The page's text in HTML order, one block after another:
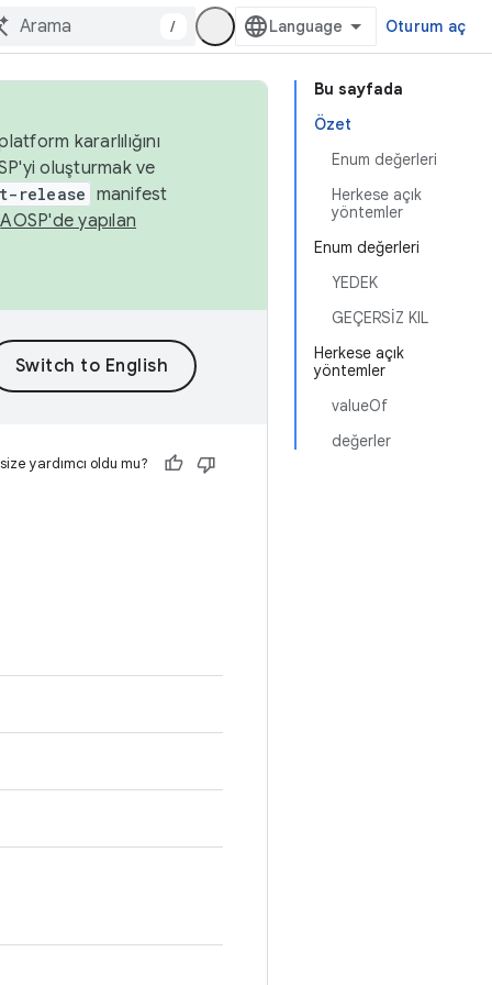
/ Oturum aç
Bu sayfada
Özet
Enum değerleri
Herkese açık
yöntemler
Enum değerleri
YEDEK
GEÇERSİZ KIL
Herkese açık
yöntemler
valueOf
değerler
kararlılığını
oluşturmak ve
release manifest
AOSP'de yapılan
yardımcı oldu mu?